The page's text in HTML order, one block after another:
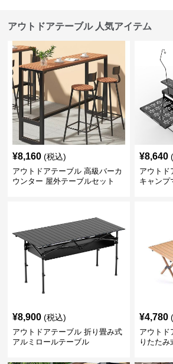
アウトドアテーブル 人気アイテム
¥8,160 (税込)
アウトドアテーブル 高級バーカ
ウンター 屋外テーブルセット
¥8,640
アウトド
キャンプ
¥8,900 (税込)
アウトドアテーブル 折り畳み式
アルミロールテーブル
¥4,780
アウトド
りたたみ